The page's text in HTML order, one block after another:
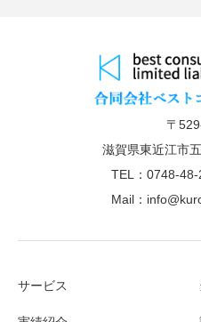
〒
滋賀県東近江市
TEL：0748-48-
Mail：
サービス